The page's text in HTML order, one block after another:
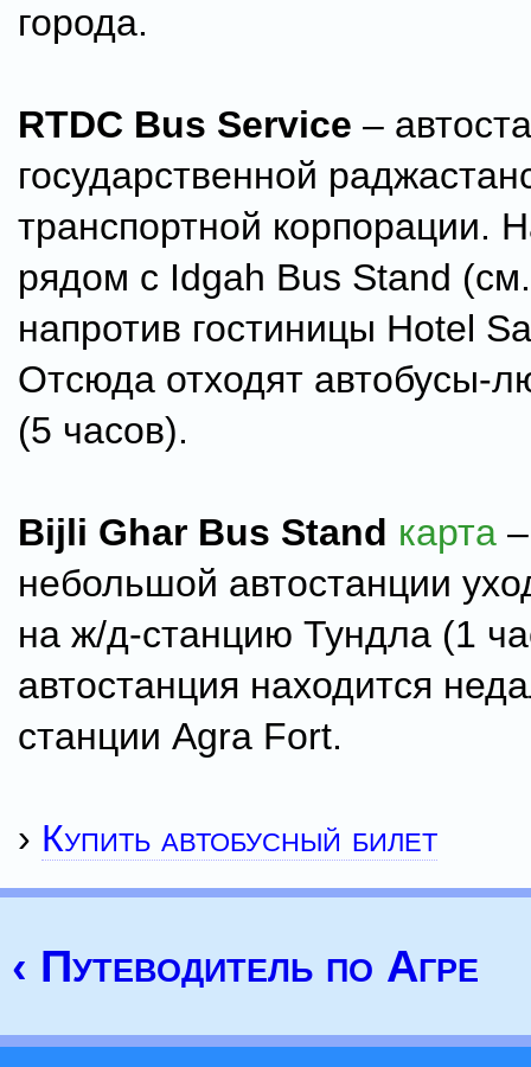
города.
RTDC Bus Service –
государственной
транспортной корпорации.
рядом с Idgah Bus Stand
напротив гостиницы Hotel
Отсюда отходят автобусы-
(5 часов).
Bijli Ghar Bus Stand карта
небольшой автостанции
на ж/д-станцию Тундла (1
автостанция находится
станции Agra Fort.
› Купить автобусный билет
‹ Путеводитель по Агре